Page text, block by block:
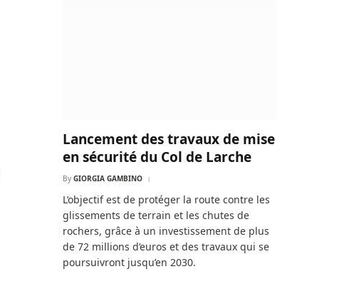
Lancement des travaux de mise
en sécurité du Col de Larche
By GIORGIA GAMBINO
L’objectif est de protéger la route contre les
glissements de terrain et les chutes de
rochers, grâce à un investissement de plus
de 72 millions d’euros et des travaux qui se
poursuivront jusqu’en 2030.